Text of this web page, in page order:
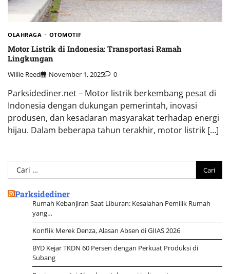
OLAHRAGA OTOMOTIF
Motor Listrik di Indonesia: Transportasi Ramah
Lingkungan
Willie Reed November 1, 2025 0
Parksidediner.net – Motor listrik berkembang pesat di
Indonesia dengan dukungan pemerintah, inovasi
produsen, dan kesadaran masyarakat terhadap energi
hijau. Dalam beberapa tahun terakhir, motor listrik […]
Cari
untuk:
Parksidediner
Rumah Kebanjiran Saat Liburan: Kesalahan Pemilik Rumah
yang…
Konflik Merek Denza, Alasan Absen di GIIAS 2026
BYD Kejar TKDN 60 Persen dengan Perkuat Produksi di
Subang